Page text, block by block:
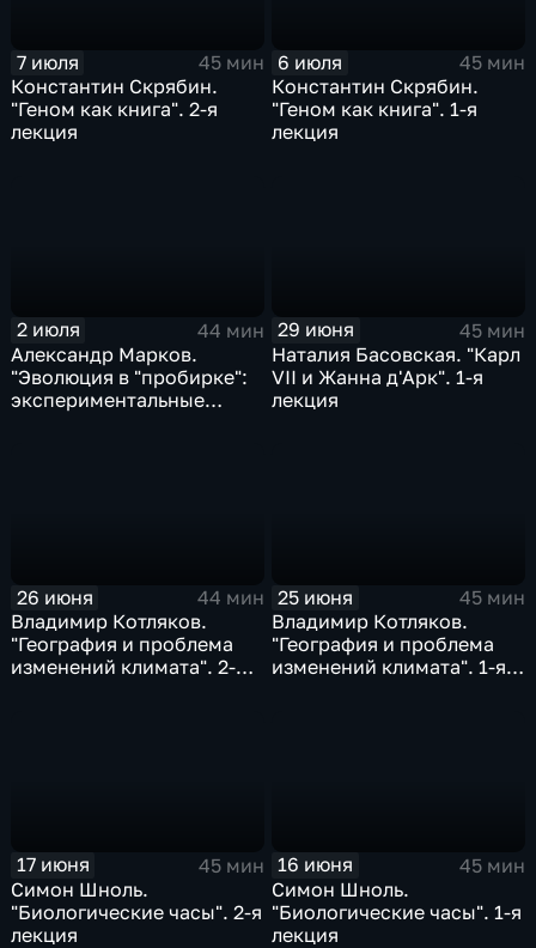
7 июля
45 мин
Константин Скрябин.
"Геном как книга". 2-я
лекция
6 июля
45 мин
Константин Скрябин.
"Геном как книга". 1-я
лекция
2 июля
44 мин
Александр Марков.
"Эволюция в "пробирке":
экспериментальные
29 июня
45 мин
Наталия Басовская. "Карл
VII и Жанна д'Арк". 1-я
лекция
26 июня
44 мин
Владимир Котляков.
"География и проблема
изменений климата". 2-я
25 июня
45 мин
Владимир Котляков.
"География и проблема
изменений климата". 1-я
17 июня
45 мин
Симон Шноль.
"Биологические часы". 2-я
лекция
16 июня
45 мин
Симон Шноль.
"Биологические часы". 1-я
лекция